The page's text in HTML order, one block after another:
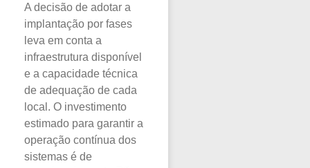
A decisão de adotar a
implantação por fases
leva em conta a
infraestrutura disponível
e a capacidade técnica
de adequação de cada
local. O investimento
estimado para garantir a
operação contínua dos
sistemas é de